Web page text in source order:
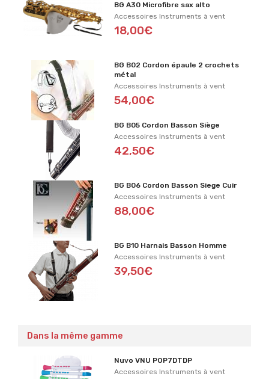
BG A30 Microfibre sax alto
Accessoires Instruments à vent
18,00€
BG B02 Cordon épaule 2 crochets
métal
Accessoires Instruments à vent
54,00€
BG B05 Cordon Basson Siège
Accessoires Instruments à vent
42,50€
BG B06 Cordon Basson Siege Cuir
Accessoires Instruments à vent
88,00€
BG B10 Harnais Basson Homme
Accessoires Instruments à vent
39,50€
Dans la même gamme
Nuvo VNU POP7DTDP
Accessoires Instruments à vent